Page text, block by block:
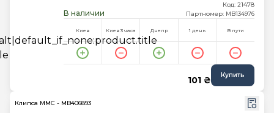
В наличии
Код: 21478
Партномер: MB134976
Киев Киев 3 часа Днепр 1 день В пути
101 ₴ Купить
Клипса MMC - MB406893